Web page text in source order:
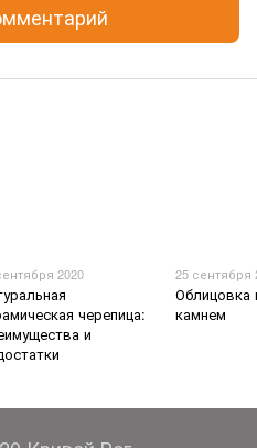
2020
черепица:
и
25 сентября
Облицовка
камнем